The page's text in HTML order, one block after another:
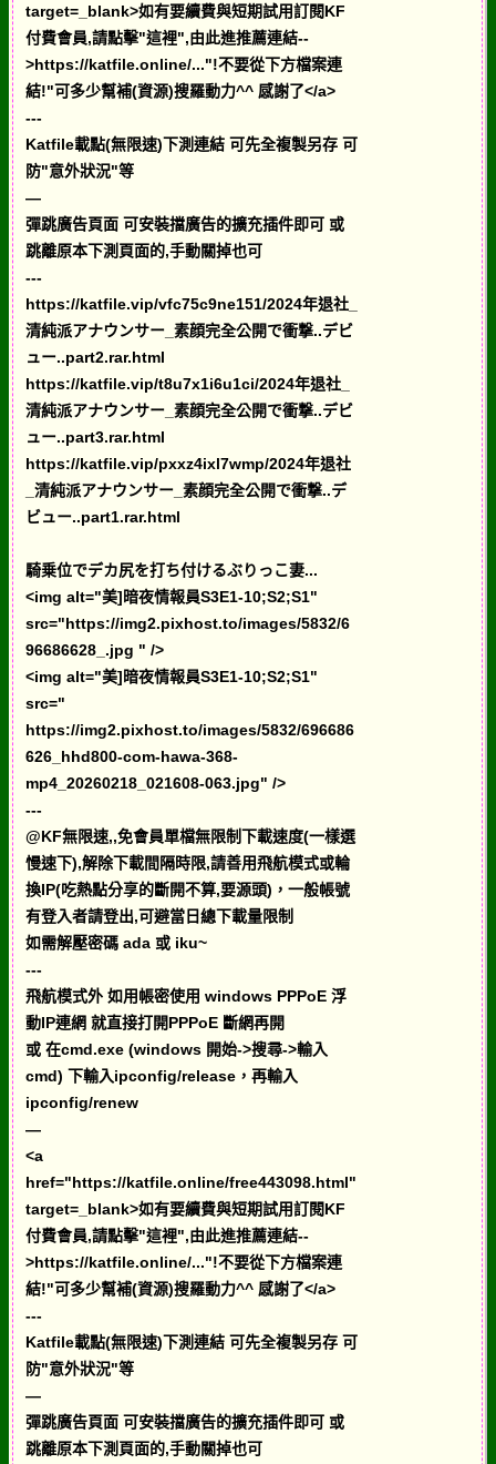
target=_blank>如有要續費與短期試用訂閱KF
付費會員,請點擊"這裡",由此進推薦連結--
>https://katfile.online/..."!不要從下方檔案連
結!"可多少幫補(資源)搜羅動力^^ 感謝了</a>
---
Katfile載點(無限速)下測連結 可先全複製另存 可
防"意外狀況"等
—
彈跳廣告頁面 可安裝擋廣告的擴充插件即可 或
跳離原本下測頁面的,手動關掉也可
---
https://katfile.vip/vfc75c9ne151/2024年退社_
清純派アナウンサー_素顔完全公開で衝撃..デビ
ュー..part2.rar.html
https://katfile.vip/t8u7x1i6u1ci/2024年退社_
清純派アナウンサー_素顔完全公開で衝撃..デビ
ュー..part3.rar.html
https://katfile.vip/pxxz4ixl7wmp/2024年退社
_清純派アナウンサー_素顔完全公開で衝撃..デ
ビュー..part1.rar.html
騎乗位でデカ尻を打ち付けるぶりっこ妻...
<img alt="美]暗夜情報員S3E1-10;S2;S1"
src="https://img2.pixhost.to/images/5832/6
96686628_.jpg " />
<img alt="美]暗夜情報員S3E1-10;S2;S1"
src="
https://img2.pixhost.to/images/5832/696686
626_hhd800-com-hawa-368-
mp4_20260218_021608-063.jpg" />
---
@KF無限速,,免會員單檔無限制下載速度(一樣選
慢速下),解除下載間隔時限,請善用飛航模式或輪
換IP(吃熱點分享的斷開不算,要源頭)，一般帳號
有登入者請登出,可避當日總下載量限制
如需解壓密碼 ada 或 iku~
---
飛航模式外 如用帳密使用 windows PPPoE 浮
動IP連網 就直接打開PPPoE 斷網再開
或 在cmd.exe (windows 開始->搜尋->輸入
cmd) 下輸入ipconfig/release，再輸入
ipconfig/renew
—
<a
href="https://katfile.online/free443098.html"
target=_blank>如有要續費與短期試用訂閱KF
付費會員,請點擊"這裡",由此進推薦連結--
>https://katfile.online/..."!不要從下方檔案連
結!"可多少幫補(資源)搜羅動力^^ 感謝了</a>
---
Katfile載點(無限速)下測連結 可先全複製另存 可
防"意外狀況"等
—
彈跳廣告頁面 可安裝擋廣告的擴充插件即可 或
跳離原本下測頁面的,手動關掉也可